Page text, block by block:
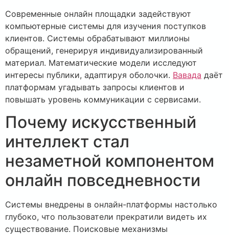
Современные онлайн площадки задействуют
компьютерные системы для изучения поступков
клиентов. Системы обрабатывают миллионы
обращений, генерируя индивидуализированный
материал. Математические модели исследуют
интересы публики, адаптируя оболочки. Вавада даёт
платформам угадывать запросы клиентов и
повышать уровень коммуникации с сервисами.
Почему искусственный
интеллект стал
незаметной компонентом
онлайн повседневности
Системы внедрены в онлайн-платформы настолько
глубоко, что пользователи прекратили видеть их
существование. Поисковые механизмы